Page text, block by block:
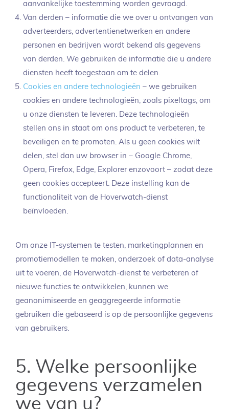
aanvankelijke toestemming worden gevraagd.
Van derden – informatie die we over u ontvangen van
adverteerders, advertentienetwerken en andere
personen en bedrijven wordt bekend als gegevens
van derden. We gebruiken de informatie die u andere
diensten heeft toegestaan om te delen.
Cookies en andere technologieën – we gebruiken
cookies en andere technologieën, zoals pixeltags, om
u onze diensten te leveren. Deze technologieën
stellen ons in staat om ons product te verbeteren, te
beveiligen en te promoten. Als u geen cookies wilt
delen, stel dan uw browser in – Google Chrome,
Opera, Firefox, Edge, Explorer enzovoort – zodat deze
geen cookies accepteert. Deze instelling kan de
functionaliteit van de Hoverwatch-dienst
beïnvloeden.
Om onze IT-systemen te testen, marketingplannen en
promotiemodellen te maken, onderzoek of data-analyse
uit te voeren, de Hoverwatch-dienst te verbeteren of
nieuwe functies te ontwikkelen, kunnen we
geanonimiseerde en geaggregeerde informatie
gebruiken die gebaseerd is op de persoonlijke gegevens
van gebruikers.
5. Welke persoonlijke
gegevens verzamelen
we van u?